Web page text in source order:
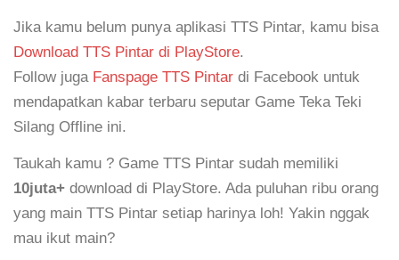
Jika kamu belum punya aplikasi TTS Pintar, kamu bisa
Download TTS Pintar di PlayStore.
Follow juga Fanspage TTS Pintar di Facebook untuk
mendapatkan kabar terbaru seputar Game Teka Teki
Silang Offline ini.
Taukah kamu ? Game TTS Pintar sudah memiliki
10juta+ download di PlayStore. Ada puluhan ribu orang
yang main TTS Pintar setiap harinya loh! Yakin nggak
mau ikut main?